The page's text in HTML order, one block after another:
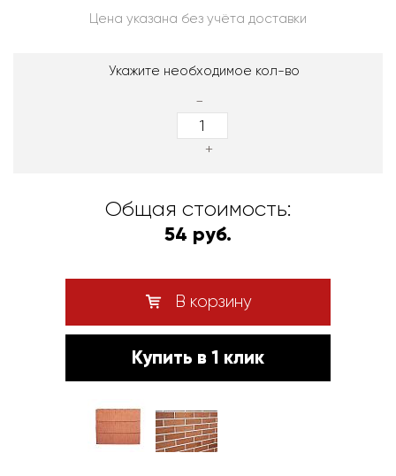
Цена указана без учёта доставки
Укажите необходимое кол-во
-
+
Общая стоимость:
54 руб.
В корзину
Купить в 1 клик